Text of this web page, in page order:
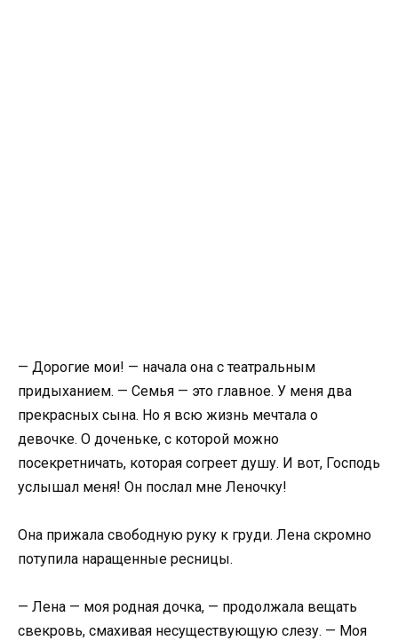
— Дорогие мои! — начала она с театральным
придыханием. — Семья — это главное. У меня два
прекрасных сына. Но я всю жизнь мечтала о
девочке. О доченьке, с которой можно
посекретничать, которая согреет душу. И вот, Господь
услышал меня! Он послал мне Леночку!
Она прижала свободную руку к груди. Лена скромно
потупила наращенные ресницы.
— Лена — моя родная дочка, — продолжала вещать
свекровь, смахивая несуществующую слезу. — Моя